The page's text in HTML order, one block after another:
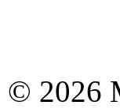
© 2026